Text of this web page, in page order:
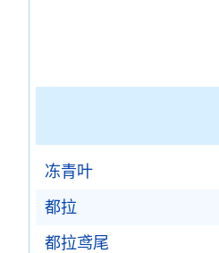
冻青叶
都拉
都拉鸢尾